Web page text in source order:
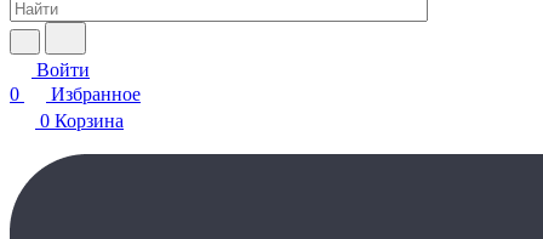
Войти
0
Избранное
0 Корзина